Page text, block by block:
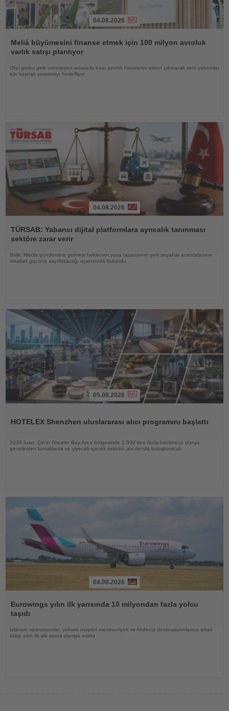
Oku
04.08.2026
Meliá büyümesini finanse etmek için 100 milyon avroluk
varlık satışı planlıyor
Otel grubu gelir üretmeyen arsalarla bazı azınlık hisselerini elden çıkararak yeni yatırımlar
için kaynak yaratmayı hedefliyor
Oku
04.08.2026
TÜRSAB: Yabancı dijital platformlara ayrıcalık tanınması
sektöre zarar verir
Birlik, Meclis gündemine gelmesi beklenen yasa tasarısının yerli seyahat acentalarının
rekabet gücünü zayıflatacağı uyarısında bulundu
05.08.2026
HOTELEX Shenzhen uluslararası alıcı programını başlattı
2026 fuarı, Çin'in Greater Bay Area bölgesinde 2.500'den fazla katılımcıyı dünya
genelinden konaklama ve yiyecek-içecek sektörü alıcılarıyla buluşturacak
Oku
04.08.2026
Eurowings yılın ilk yarısında 10 milyondan fazla yolcu
taşıdı
İstikrarlı operasyonlar, yüksek müşteri memnuniyeti ve Akdeniz destinasyonlarına artan
talep yılın ilk altı ayına damga vurdu